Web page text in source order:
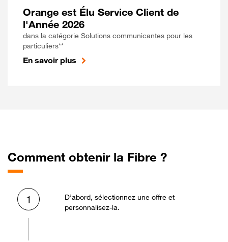
Orange est Élu Service Client de
l'Année 2026
dans la catégorie Solutions communicantes pour les
particuliers**
En savoir plus
Comment obtenir la Fibre ?
1
D’abord, sélectionnez une offre et
personnalisez-la.